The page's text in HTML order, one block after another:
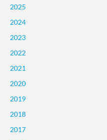
2025
2024
2023
2022
2021
2020
2019
2018
2017